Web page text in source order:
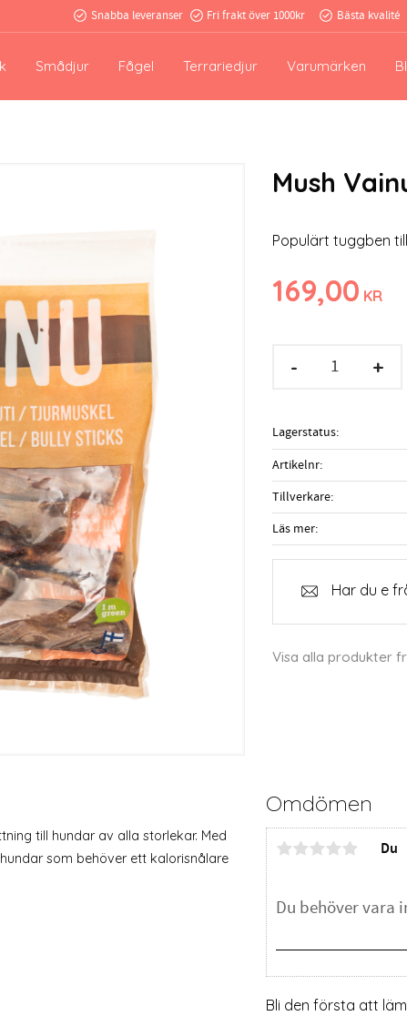
Snabba leveranser Fri frakt över 1000kr Bästa kvalité
Smådjur Fågel Terrariedjur Varumärken
Mush
Populärt tuggben
169,00 KR
+
-
Lagerstatus
Artikelnr
Tillverkare
Läs mer
Har du e
Visa alla produkter
till hundar av alla storlekar. Med
som behöver ett kalorisnålare
Omdömen
Du
Bli den första att